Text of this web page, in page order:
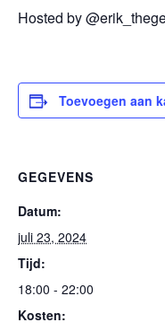
Hosted by
Toevoegen aan
GEGEVENS
Datum:
juli 23, 2024
Tijd:
18:00 - 22:00
Kosten: